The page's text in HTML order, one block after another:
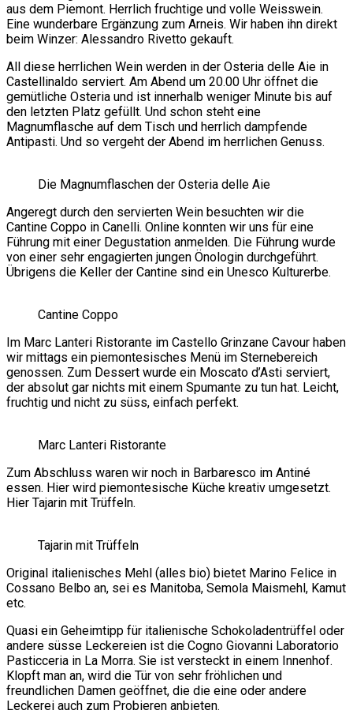
aus dem Piemont. Herrlich fruchtige und volle Weisswein.
Eine wunderbare Ergänzung zum Arneis. Wir haben ihn direkt
beim Winzer: Alessandro Rivetto gekauft.
All diese herrlichen Wein werden in der Osteria delle Aie in
Castellinaldo serviert. Am Abend um 20.00 Uhr öffnet die
gemütliche Osteria und ist innerhalb weniger Minute bis auf
den letzten Platz gefüllt. Und schon steht eine
Magnumflasche auf dem Tisch und herrlich dampfende
Antipasti. Und so vergeht der Abend im herrlichen Genuss.
Die Magnumflaschen der Osteria delle Aie
Angeregt durch den servierten Wein besuchten wir die
Cantine Coppo in Canelli. Online konnten wir uns für eine
Führung mit einer Degustation anmelden. Die Führung wurde
von einer sehr engagierten jungen Önologin durchgeführt.
Übrigens die Keller der Cantine sind ein Unesco Kulturerbe.
Cantine Coppo
Im Marc Lanteri Ristorante im Castello Grinzane Cavour haben
wir mittags ein piemontesisches Menü im Sternebereich
genossen. Zum Dessert wurde ein Moscato d’Asti serviert,
der absolut gar nichts mit einem Spumante zu tun hat. Leicht,
fruchtig und nicht zu süss, einfach perfekt.
Marc Lanteri Ristorante
Zum Abschluss waren wir noch in Barbaresco im Antiné
essen. Hier wird piemontesische Küche kreativ umgesetzt.
Hier Tajarin mit Trüffeln.
Tajarin mit Trüffeln
Original italienisches Mehl (alles bio) bietet Marino Felice in
Cossano Belbo an, sei es Manitoba, Semola Maismehl, Kamut
etc.
Quasi ein Geheimtipp für italienische Schokoladentrüffel oder
andere süsse Leckereien ist die Cogno Giovanni Laboratorio
Pasticceria in La Morra. Sie ist versteckt in einem Innenhof.
Klopft man an, wird die Tür von sehr fröhlichen und
freundlichen Damen geöffnet, die die eine oder andere
Leckerei auch zum Probieren anbieten.